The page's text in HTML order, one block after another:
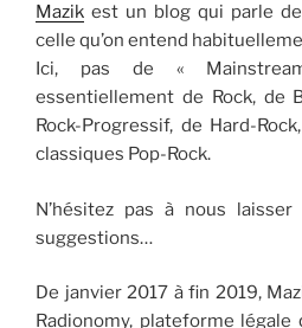
Mazik est un blog qui parle
celle qu’on entend
Ici, pas de «
essentiellement de Rock, de
Rock-Progressif, de Hard-
classiques Pop-Rock.
N’hésitez pas à nous
suggestions…
De janvier 2017 à fin 2019,
Radionomy, plateforme